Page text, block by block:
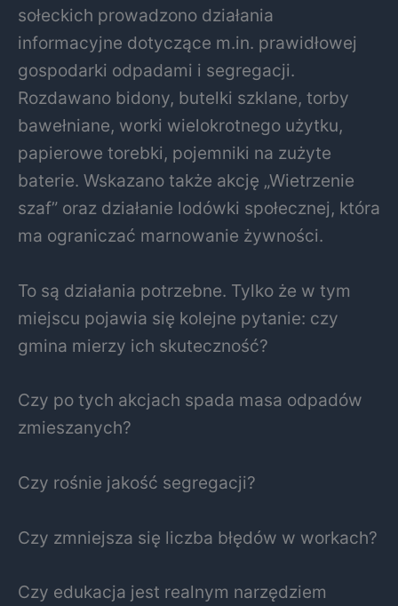
sołeckich prowadzono działania
informacyjne dotyczące m.in. prawidłowej
gospodarki odpadami i segregacji.
Rozdawano bidony, butelki szklane, torby
bawełniane, worki wielokrotnego użytku,
papierowe torebki, pojemniki na zużyte
baterie. Wskazano także akcję „Wietrzenie
szaf” oraz działanie lodówki społecznej, która
ma ograniczać marnowanie żywności.
To są działania potrzebne. Tylko że w tym
miejscu pojawia się kolejne pytanie: czy
gmina mierzy ich skuteczność?
Czy po tych akcjach spada masa odpadów
zmieszanych?
Czy rośnie jakość segregacji?
Czy zmniejsza się liczba błędów w workach?
Czy edukacja jest realnym narzędziem